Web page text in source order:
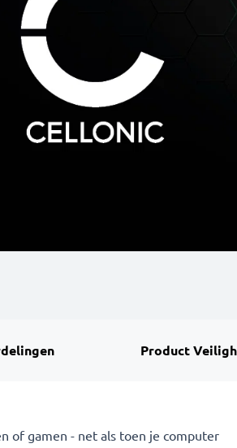
Product
of gamen - net als toen je computer